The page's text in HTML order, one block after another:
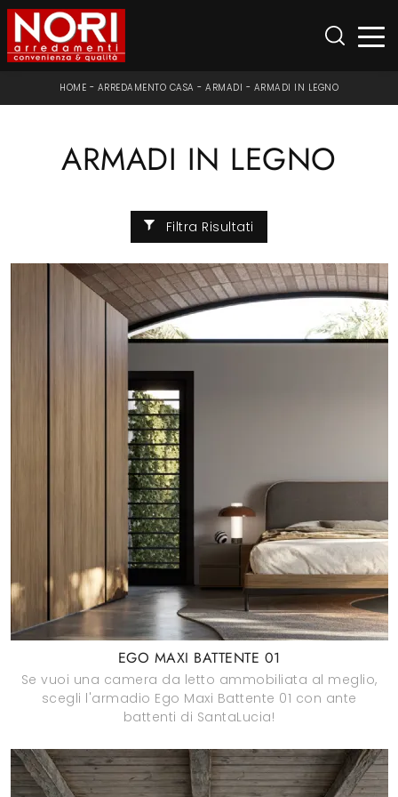
HOME - ARREDAMENTO CASA - ARMADI - ARMADI IN LEGNO
ARMADI IN LEGNO
Filtra Risultati
EGO MAXI BATTENTE 01
Se vuoi una camera da letto ammobiliata al meglio,
scegli l'armadio Ego Maxi Battente 01 con ante
battenti di SantaLucia!